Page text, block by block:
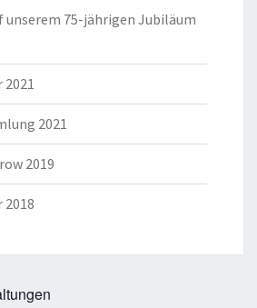
unserem 75-jährigen Jubiläum
2021
2019